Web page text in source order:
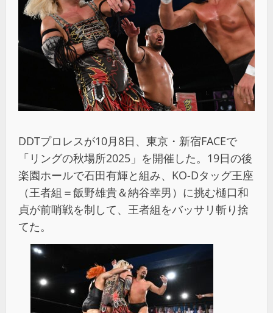
DDTプロレスが10月8日、東京・新宿FACEで
「リングの秋場所2025」を開催した。19日の後
楽園ホールで石田有輝と組み、KO-Dタッグ王座
（王者組＝飯野雄貴＆納谷幸男）に挑む樋口和
貞が前哨戦を制して、王者組をバッサリ斬り捨
てた。